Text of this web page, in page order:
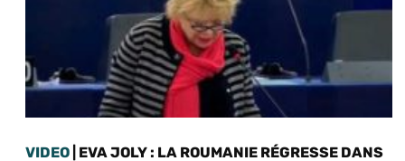
VIDEO | EVA JOLY : LA ROUMANIE RÉGRESSE DANS